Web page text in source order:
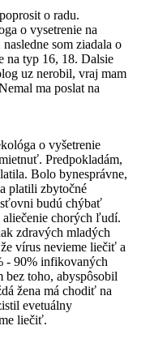
o radu.
o vysetrenie na
som ziadala o
na typ 16, 18. Dalsie
uz nerobil, vraj mam
ma poslat na
o vyšetrenie
Predpokladám,
Bolo bynesprávne,
platili zbytočné
budú chýbať
aliečenie chorých ľudí.
zdravých mladých
vírus nevieme liečiť a
- 90% infikovaných
bez toho, abyspôsobil
žena má chodiť na
evetuálny
liečiť.